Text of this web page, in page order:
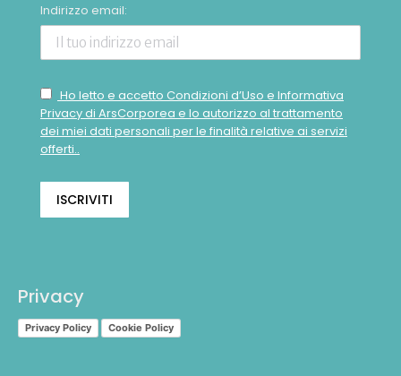
Indirizzo email:
Ho letto e accetto Condizioni d’Uso e Informativa
Privacy di ArsCorporea e lo autorizzo al trattamento
dei miei dati personali per le finalità relative ai servizi
offerti..
Privacy
Privacy Policy Cookie Policy